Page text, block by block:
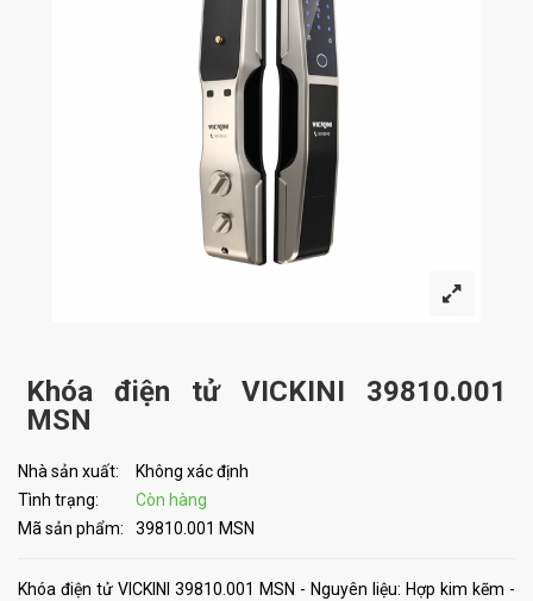
Khóa điện tử VICKINI 39810.001
MSN
Nhà sản xuất:
Không xác định
Tình trạng:
Còn hàng
Mã sản phẩm:
39810.001 MSN
Khóa điện tử VICKINI 39810.001 MSN - Nguyên liệu: Hợp kim kẽm -